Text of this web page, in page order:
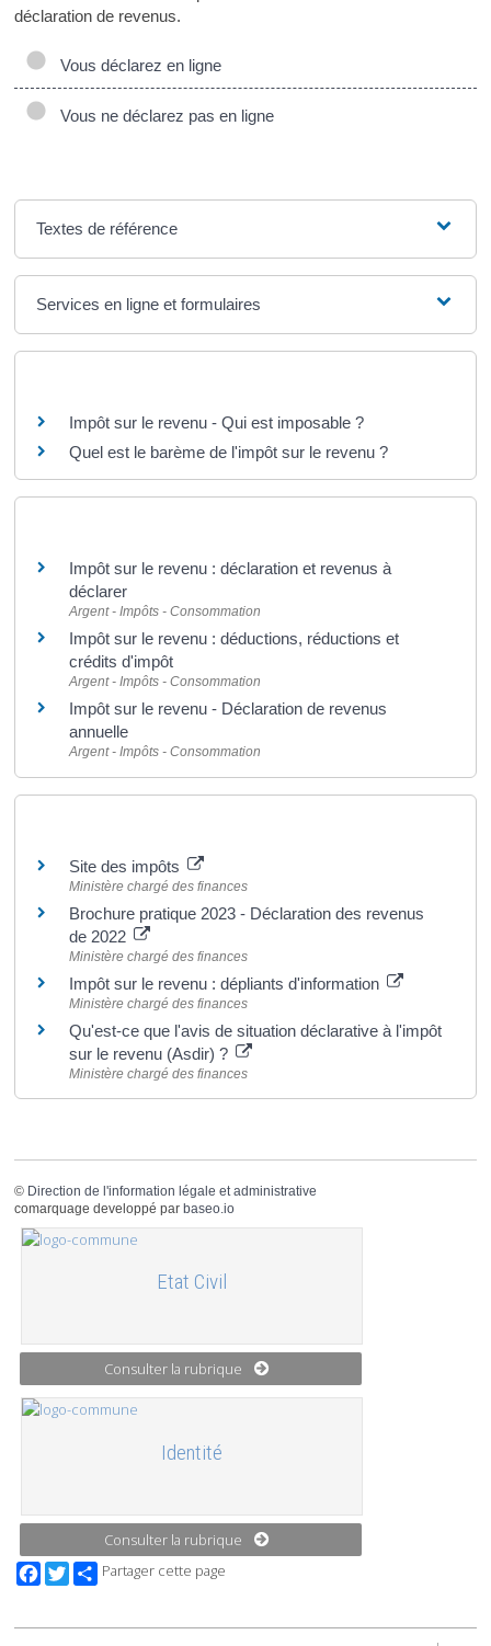
déclaration de revenus.
Vous déclarez en ligne
Vous ne déclarez pas en ligne
Textes de référence
Services en ligne et formulaires
Impôt sur le revenu - Qui est imposable ?
Quel est le barème de l'impôt sur le revenu ?
Impôt sur le revenu : déclaration et revenus à
déclarer
Argent - Impôts - Consommation
Impôt sur le revenu : déductions, réductions et
crédits d'impôt
Argent - Impôts - Consommation
Impôt sur le revenu - Déclaration de revenus
annuelle
Argent - Impôts - Consommation
Site des impôts
Ministère chargé des finances
Brochure pratique 2023 - Déclaration des revenus
de 2022
Ministère chargé des finances
Impôt sur le revenu : dépliants d'information
Ministère chargé des finances
Qu'est-ce que l'avis de situation déclarative à l'impôt
sur le revenu (Asdir) ?
Ministère chargé des finances
© Direction de l'information légale et administrative
comarquage developpé par baseo.io
Etat Civil
Consulter la rubrique
Identité
Consulter la rubrique
Facebook
TwitterPartager cette page